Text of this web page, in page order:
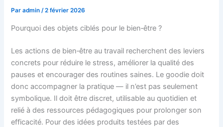
Paradmin/2 février 2026
Pourquoi des objets ciblés pour le bien‑être ?
Les actions de bien‑être au travail recherchent des leviers
concrets pour réduire le stress, améliorer la qualité des
pauses et encourager des routines saines. Le goodie doit
donc accompagner la pratique — il n’est pas seulement
symbolique. Il doit être discret, utilisable au quotidien et
relié à des ressources pédagogiques pour prolonger son
efficacité. Pour des idées produits testées par des